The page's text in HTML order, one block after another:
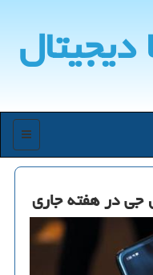
دیجیتال
منو
جی در هفته جاری